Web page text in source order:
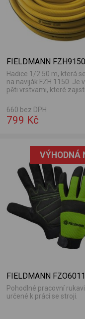
FIELDMANN FZH9150
Hadice 1/2 50 m, která
na naviják FZH 1150. Je
pěti vrstvami, které
660 bez DPH
799 Kč
VÝHODNÁ
FIELDMANN FZO6011
Pohodlné pracovní
určené k práci se stroji.